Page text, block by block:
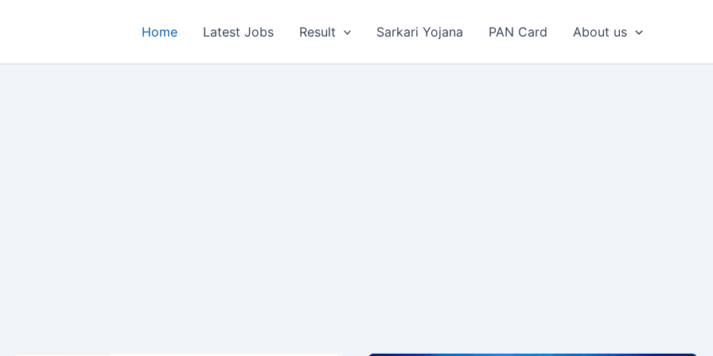
Home Latest Jobs Result Sarkari Yojana PAN Card About us